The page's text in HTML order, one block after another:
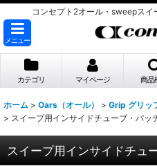
コンセプト2オール・sweepスイ
メニュー
カテゴリ マイページ 商品
ホーム > Oars（オール） > Grip グリッ
> スイープ用インサイドチューブ・パッ
スイープ用インサイドチュ